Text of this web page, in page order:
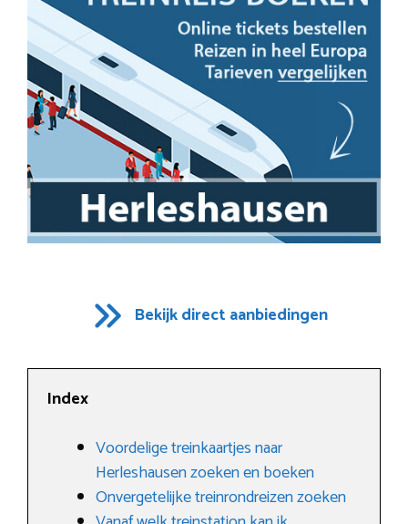
Bekijk direct aanbiedingen
Index
Voordelige treinkaartjes naar
Herleshausen zoeken en boeken
Onvergetelijke treinrondreizen zoeken